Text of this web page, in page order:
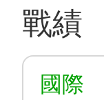
戰績
國際